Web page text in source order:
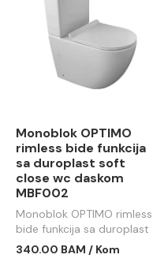
Monoblok OPTIMO
rimless bide funkcija
sa duroplast soft
close wc daskom
MBF002
Monoblok OPTIMO rimless
bide funkcija sa duroplast
soft close wc daskom
340.00 BAM / Kom